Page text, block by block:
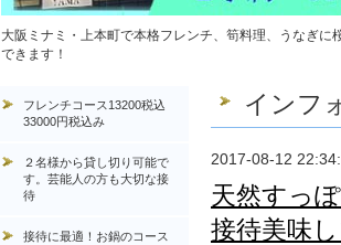
大阪ミナミ・上本町で本格フレンチ、筍料理、うなぎ
できます！
インフ
2017-08-12
天然すっ
接待美味
フレンチコース13200税込
33000円税込み
２名様から貸し切り可能で
す。芸能人の方も大切な接
待
接待に最適！お鍋のコース